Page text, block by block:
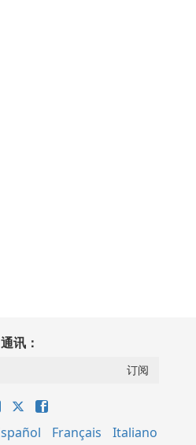
通讯：
Français
Italiano